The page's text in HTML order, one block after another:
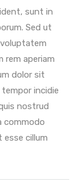
sunt in
Sed ut
rem aperiam
dolor sit
incidie
nostrud
commodo
cillum